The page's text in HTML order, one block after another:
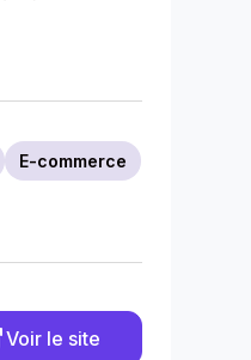
E-commerce
Voir le site